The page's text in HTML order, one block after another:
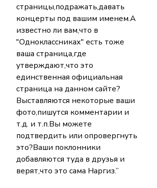
страницы,подражать,давать
концерты под вашим именем.А
известно ли вам,что в
"Одноклассниках" есть тоже
ваша страница,где
утверждают,что это
единственная официальная
страница на данном сайте?
Выставляются некоторые ваши
фото,пишутся комментарии и
т.д. и т.п.Вы можете
подтвердить или опровергнуть
это?Ваши поклонники
добавляются туда в друзья и
верят,что это сама Наргиз.”